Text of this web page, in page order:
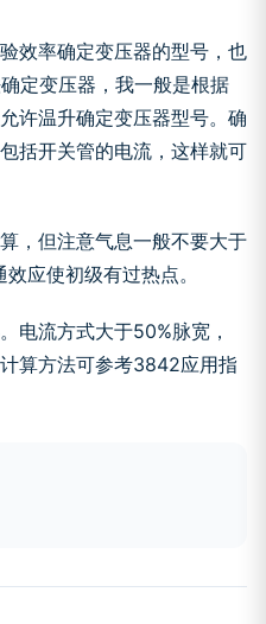
效率确定变压器的型号，也
定变压器，我一般是根据
许温升确定变压器型号。确
括开关管的电流，这样就可
，但注意气息一般不要大于
应使初级有过热点。
电流方式大于50%脉宽，
算方法可参考3842应用指